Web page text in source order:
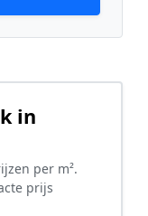
in
per m².
prijs